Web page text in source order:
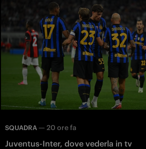
SQUADRA — 20 ore fa
Juventus-Inter, dove vederla in tv